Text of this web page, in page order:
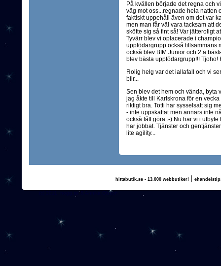
På kvällen började det regna och
väg mot oss...regnade hela natten
faktiskt uppehåll även om det var
men man får väl vara tacksam att
skötte sig så fint så! Var jätteroligt
Tyvärr blev vi oplacerade i
uppfödargrupp också tillsammans
också blev BIM Junior och 2:a
blev bästa uppfödargrupp!!! Tjoho!
Rolig helg var det iallafall och vi
blir...
Sen blev det hem och vända, byta
jag åkte till Karlskrona för en
riktigt bra. Totti har sysselsatt sig
- inte uppskattat men annars inte
också fått göra :-) Nu har vi i
har jobbat. Tjänster och
lite agility...
hittabutik.se - 13.000 webbutiker!|
(c) 2011, nogg.se & Annika Olsson